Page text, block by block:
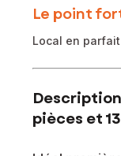
Le point
Local en
pièces et